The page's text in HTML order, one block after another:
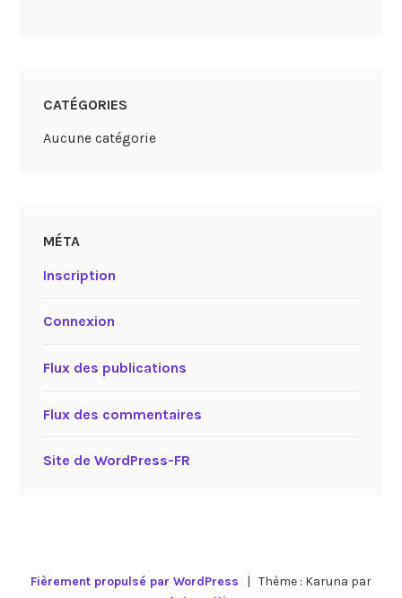
CATÉGORIES
Aucune catégorie
MÉTA
Inscription
Connexion
Flux des publications
Flux des commentaires
Site de WordPress-FR
Fièrement propulsé par WordPress | Thème : Karuna par